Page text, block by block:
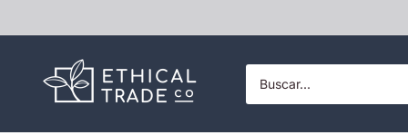
directamente
contenido
Ethical
Trade